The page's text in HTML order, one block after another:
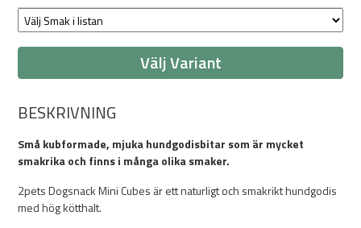
Välj Variant
BESKRIVNING
Små kubformade, mjuka hundgodisbitar som är mycket
smakrika och finns i många olika smaker.
2pets Dogsnack Mini Cubes är ett naturligt och smakrikt hundgodis
med hög kötthalt.